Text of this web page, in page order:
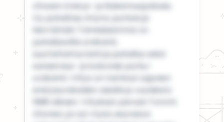
Ahosen Eristys- ja Rakennuspalvelu
Oy puhaltaa, imuroi, purkaa ja
kierrättää! Toimialaamme on
puhallusvilla urakointi,
suurtehoimurointi ja puhallus sekä
saneeraus- ja kokonais purku-
urakointi. Yritys on toiminut sujuvien
eristysurakoiden asialla jo vuodesta
1998 alkaen. Yrityksen perusti Tommi
Ahonen, ja nyt myös seuraava